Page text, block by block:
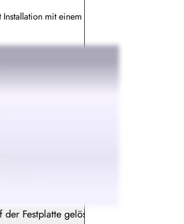
mit einem
Festplatte gelöscht